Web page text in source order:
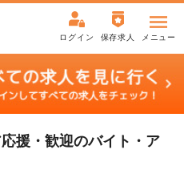
ログイン 保存求人 メニュー
援・歓迎のバイト・ア